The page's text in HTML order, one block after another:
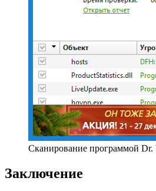
Сканирование программой Dr.
Заключение